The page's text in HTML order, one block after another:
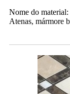
Nome do material:
Atenas, mármore